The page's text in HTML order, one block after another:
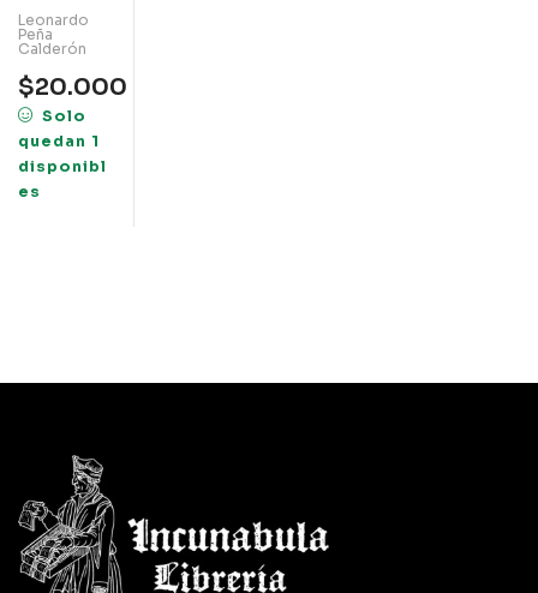
Leonardo
Peña
Calderón
$20.000
Solo
quedan 1
disponibl
es